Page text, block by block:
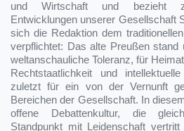
und Wirtschaft und bezieht
Entwicklungen unserer Gesellschaft
sich die Redaktion dem
verpflichtet: Das alte Preußen stand
weltanschauliche Toleranz, für
Rechtstaatlichkeit und
zuletzt für ein von der Vernunft
Bereichen der Gesellschaft. In
offene Debattenkultur, die
Standpunkt mit Leidenschaft